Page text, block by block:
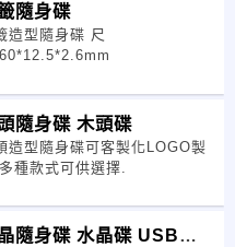
隨身碟
造型隨身碟 尺
木頭隨身碟 木頭碟
造型隨身碟可客製化LOGO製
種款式可供選擇.
碟 水晶碟 USB隨